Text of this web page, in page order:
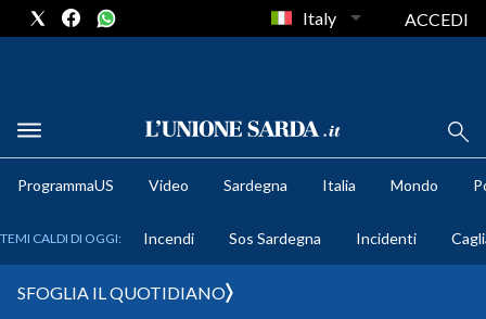
METEO
Italy ACCEDI
ProgrammaUS Video Sardegna Italia Mondo
TEMI CALDI DI OGGI: Incendi Sos Sardegna Incidenti
SFOGLIA IL QUOTIDIANO